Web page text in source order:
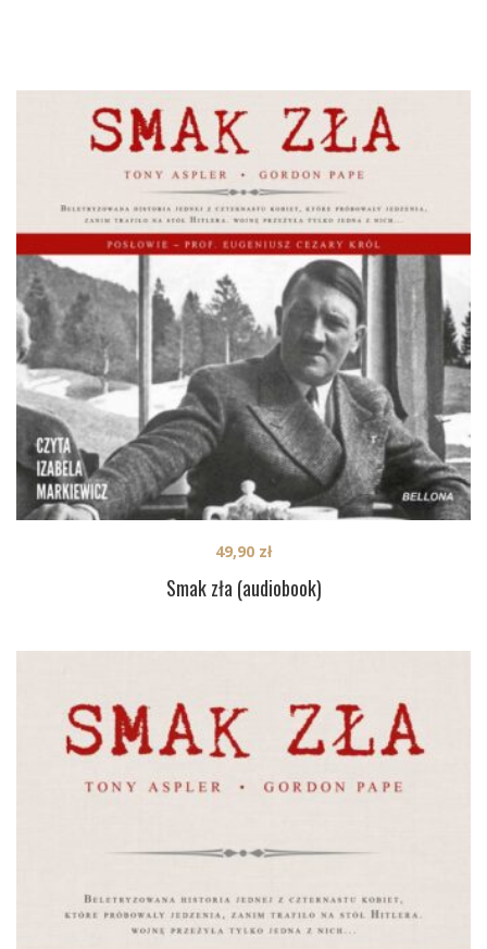
Smak zła (audiobook)
49,90 zł